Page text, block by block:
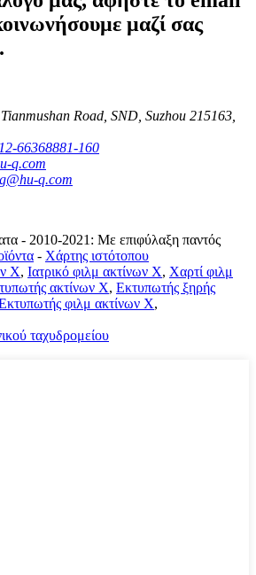
μαζί σας
Road, SND, Suzhou 215163,
66368881-160
q.com
q.com
- 2010-2021: Με επιφύλαξη παντός
- Χάρτης ιστότοπου
Χ, Ιατρικό φιλμ ακτίνων Χ, Χαρτί φιλμ
ακτίνων Χ, Εκτυπωτής ξηρής
φιλμ ακτίνων Χ,
ταχυδρομείου